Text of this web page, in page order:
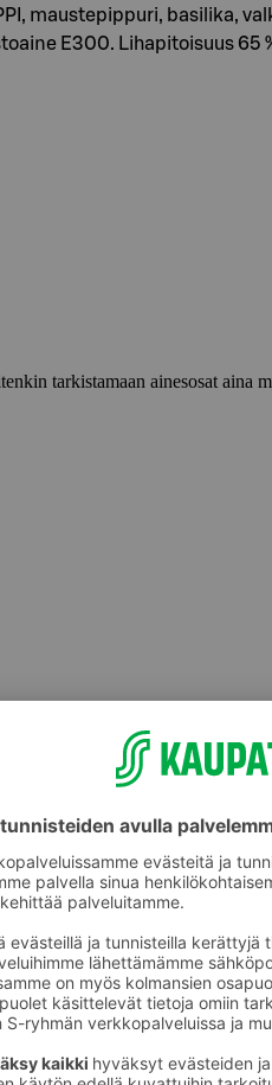
maustepippuri, basilika,
E300. Lihapitoisuus 65
tarkistamaan ainesosat aina